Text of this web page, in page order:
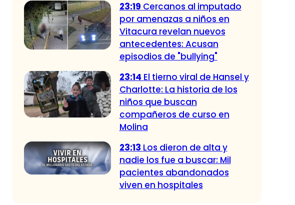
23:19 Cercanos al imputado
por amenazas a niños en
Vitacura revelan nuevos
antecedentes: Acusan
episodios de "bullying"
23:14 El tierno viral de Hansel y
Charlotte: La historia de los
niños que buscan
compañeros de curso en
Molina
23:13 Los dieron de alta y
nadie los fue a buscar: Mil
pacientes abandonados
viven en hospitales